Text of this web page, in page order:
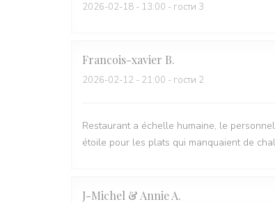
2026-02-18 - 13:00 - гости 3
Francois-xavier B
2026-02-12 - 21:00 - гости 2
Restaurant a échelle humaine, le
étoile pour les plats qui manquaient de
J-Michel & AnnieA